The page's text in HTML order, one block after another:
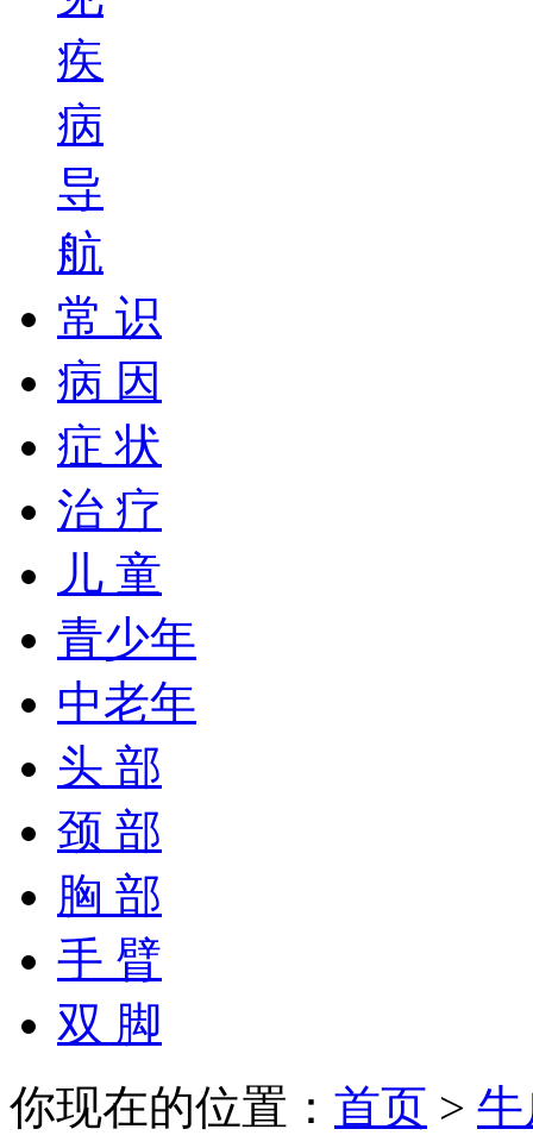
疾
病
导
航
常 识
病 因
症 状
治 疗
儿 童
青少年
中老年
头 部
颈 部
胸 部
手 臂
双 脚
你现在的位置： 首页 >